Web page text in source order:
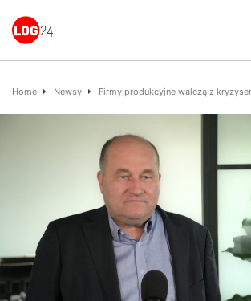
Home Newsy Firmy produkcyjne walczą z